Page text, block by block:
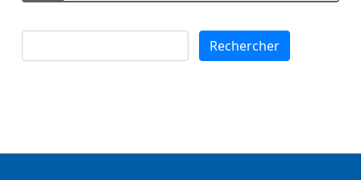
Rechercher Rechercher